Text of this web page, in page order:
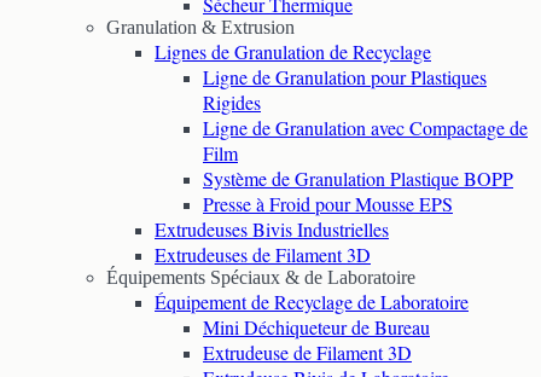
Granulation & Extrusion
Lignes de Granulation de Recyclage
Ligne de Granulation pour Plastiques
Rigides
Ligne de Granulation avec Compactage de
Film
Système de Granulation Plastique BOPP
Presse à Froid pour Mousse EPS
Extrudeuses Bivis Industrielles
Extrudeuses de Filament 3D
Équipements Spéciaux & de Laboratoire
Équipement de Recyclage de Laboratoire
Mini Déchiqueteur de Bureau
Extrudeuse de Filament 3D